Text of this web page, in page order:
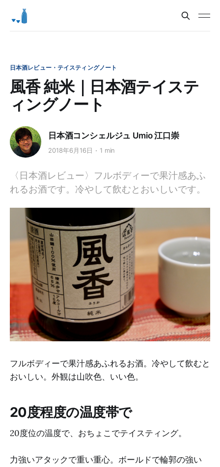
日本酒レビュー・テイスティングノート
風香 純米｜日本酒テイステ
ィングノート
日本酒コンシェルジュ Umio 江口崇
2018年6月16日 1 min
〈日本酒レビュー〉フルボディーで果汁感あふ
れるお酒です。冷やして飲むとおいしいです。
フルボディーで果汁感あふれるお酒。冷やして飲むと
おいしい。外観は山吹色、いい色。
20度程度の温度帯で
20度位の温度で、おちょこでテイスティング。
力強いアタックで重い重心。ボールドで輪郭の強い